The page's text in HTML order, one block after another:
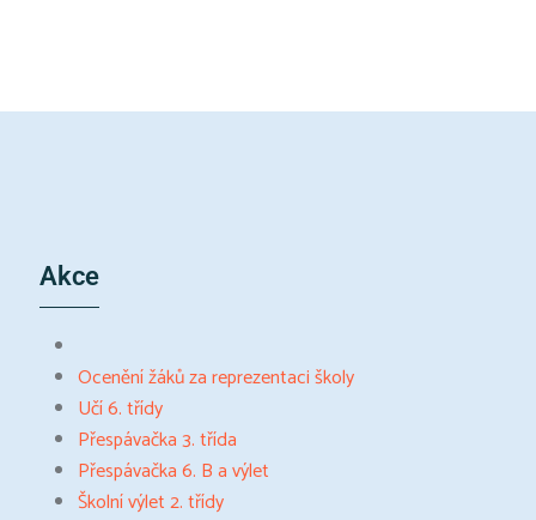
Akce
Ocenění žáků za reprezentaci školy
Učí 6. třídy
Přespávačka 3. třída
Přespávačka 6. B a výlet
Školní výlet 2. třídy